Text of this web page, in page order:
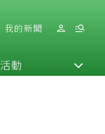
我的新聞
活動